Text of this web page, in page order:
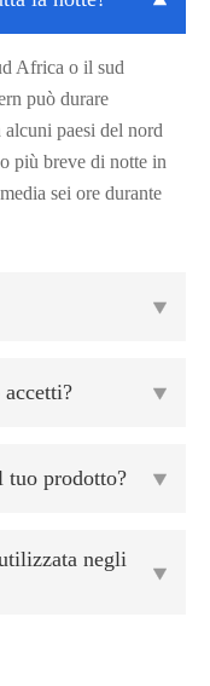
Africa o il sud
può durare
paesi del nord
più breve di notte in
sei ore durante


tuo prodotto? 
negli
